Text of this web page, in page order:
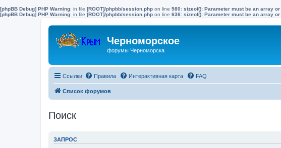
[phpBB Debug] PHP Warning: in file [ROOT]/phpbb/session.php on line 580: sizeof(): Parameter must be an array
[phpBB Debug] PHP Warning: in file [ROOT]/phpbb/session.php on line 636: sizeof(): Parameter must be an array
Черноморское
форумы Черноморска
Ссылки Правила Интерактивная карта FAQ
Список форумов
Поиск
ЗАПРОС